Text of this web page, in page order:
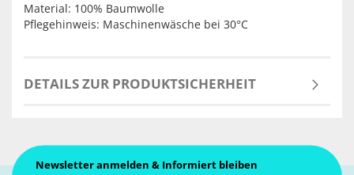
Material: 100% Baumwolle
Pflegehinweis: Maschinenwäsche bei 30°C
DETAILS ZUR PRODUKTSICHERHEIT
Newsletter anmelden & Informiert bleiben